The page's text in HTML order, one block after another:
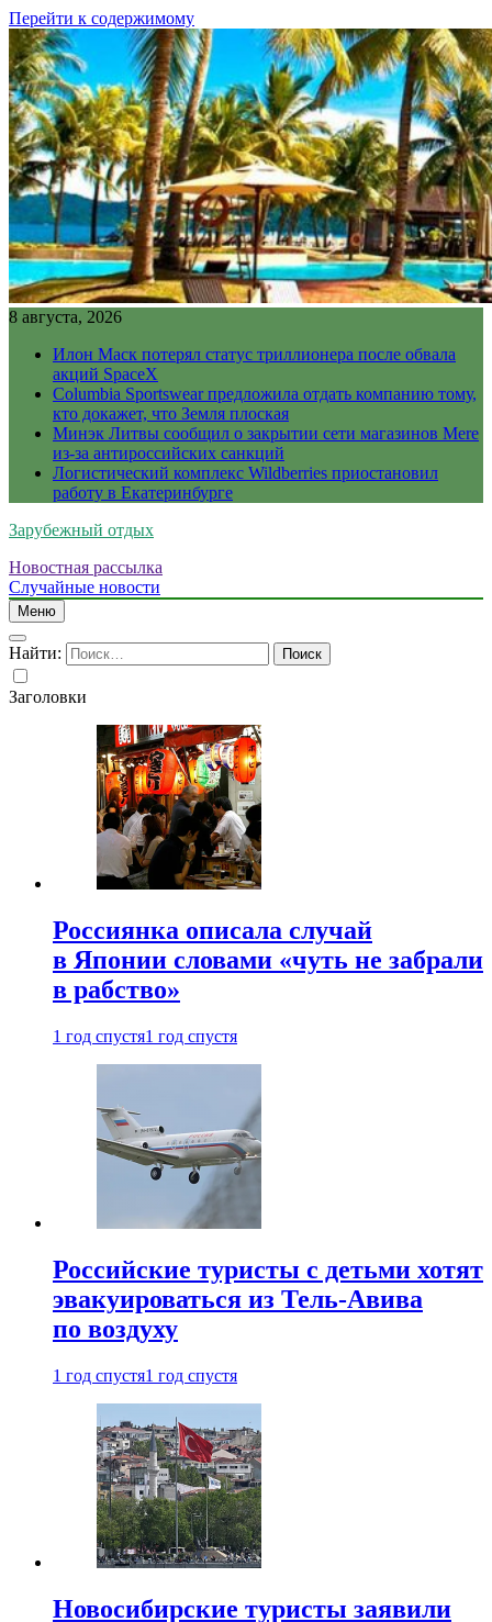
Перейти к содержимому
8 августа, 2026
Илон Маск потерял статус триллионера после обвала
акций SpaceX
Columbia Sportswear предложила отдать компанию тому,
кто докажет, что Земля плоская
Минэк Литвы сообщил о закрытии сети магазинов Mere
из-за антироссийских санкций
Логистический комплекс Wildberries приостановил
работу в Екатеринбурге
Зарубежный отдых
Новостная рассылка
Случайные новости
Меню
Найти:
Заголовки
Россиянка описала случай
в Японии словами «чуть не забрали
в рабство»
1 год спустя1 год спустя
Российские туристы с детьми хотят
эвакуироваться из Тель-Авива
по воздуху
1 год спустя1 год спустя
Новосибирские туристы заявили